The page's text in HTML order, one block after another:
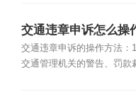
交通违章申诉怎么操
交通违章申诉的操作方法：
交通管理机关的警告、罚款